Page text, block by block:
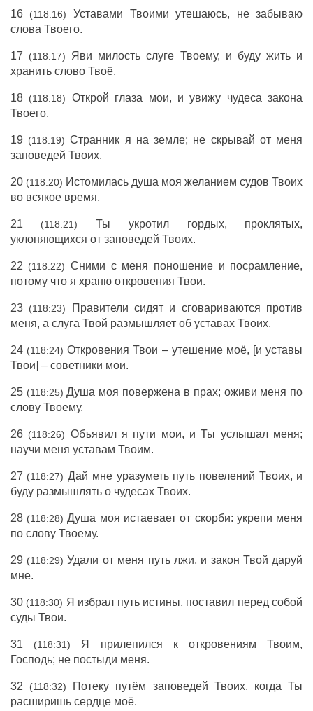
16 (118:16)
Уставами Твоими утешаюсь, не забываю
слова Твоего.
17 (118:17) Яви милость слуге Твоему, и буду жить и
хранить слово Твоё.
18 (118:18)
Открой глаза мои, и увижу чудеса закона
Твоего.
19 (118:19) Странник я на земле; не скрывай от меня
заповедей Твоих.
20 (118:20) Истомилась душа моя желанием судов Твоих
во всякое время.
21 (118:21)
Ты укротил гордых, проклятых,
уклоняющихся от заповедей Твоих.
22 (118:22) Сними с меня поношение и посрамление,
потому что я храню откровения Твои.
23 (118:23)
Правители сидят и сговариваются против
меня, а слуга Твой размышляет об уставах Твоих.
24 (118:24) Откровения Твои – утешение моё, [и уставы
Твои] – советники мои.
25 (118:25) Душа моя повержена в прах; оживи меня по
слову Твоему.
26 (118:26) Объявил я пути мои, и Ты услышал меня;
научи меня уставам Твоим.
27 (118:27) Дай мне уразуметь путь повелений Твоих, и
буду размышлять о чудесах Твоих.
28 (118:28) Душа моя истаевает от скорби: укрепи меня
по слову Твоему.
29 (118:29) Удали от меня путь лжи, и закон Твой даруй
мне.
30 (118:30) Я избрал путь истины, поставил перед собой
суды Твои.
31 (118:31) Я прилепился к откровениям Твоим,
Господь; не постыди меня.
32 (118:32) Потеку путём заповедей Твоих, когда Ты
расширишь сердце моё.